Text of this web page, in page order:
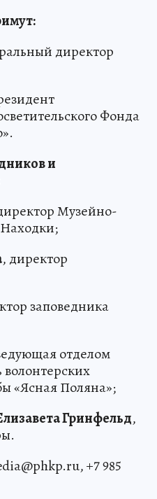
директор
Фонда
и
Музейно-
Находки;
, директор
заповедника
отделом
волонтерских
«Ясная Поляна»;
Гринфельд,
+7 985